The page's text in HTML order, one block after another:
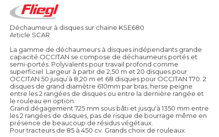
Déchaumeur à disques sur chaine KSE680
Article SCAR
La gamme de déchaumeurs à disques indépendants grande
capacité OCCITAN se compose de déchaumeurs portés et
semi-portés. Polyvalents pour travail profond comme
superficiel. Largeur à partir de 2,50 m et 20 disques pour
OCCITAN 50 jusqu’à 8,20 m et 68 disques pour OCCITAN T70. 2
disques de grand diamètre 610mm par bras, herse peigne
entre les 2 rangées de disques ou entre la dernière rangée et
le rouleau en option.
Grand dégagement 725 mm sous bâti et jusqu'à 1350 mm entre
les 2 rangées de disques, pas de risque de bourrage même en
présence de beaucoup de résidus végétaux.
Pour tracteurs de 85 à 450 cv. Grands choix de rouleaux.